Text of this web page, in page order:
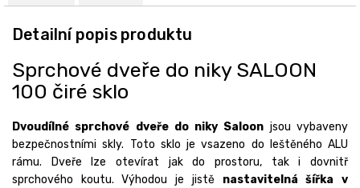
Detailní popis produktu
Sprchové dveře do niky SALOON
100 čiré sklo
Dvoudílné sprchové dveře do niky Saloon jsou vybaveny
bezpečnostními skly. Toto sklo je vsazeno do leštěného ALU
rámu. Dveře lze otevírat jak do prostoru, tak i dovnitř
sprchového koutu. Výhodou je jistě nastavitelná šířka v